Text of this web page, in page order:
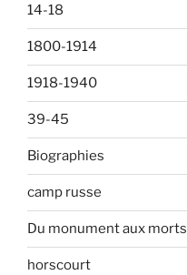
14-18
1800-1914
1918-1940
39-45
Biographies
camp russe
Du monument aux morts
horscourt